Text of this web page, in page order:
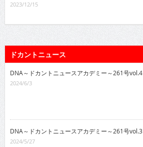
2023/12/15
ドカントニュース
DNA～ドカントニュースアカデミー～261号vol.4
2024/6/3
DNA～ドカントニュースアカデミー～261号vol.3
2024/5/27